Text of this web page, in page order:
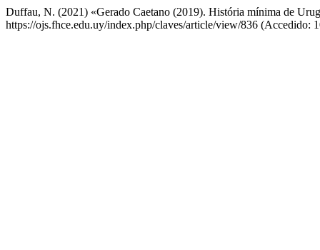
Duffau, N. (2021) «Gerado Caetano (2019). História mínima de
https://ojs.fhce.edu.uy/index.php/claves/article/view/836 (Accedido: